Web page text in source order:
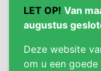
LET OP! Van
augustus
Deze website
om u een